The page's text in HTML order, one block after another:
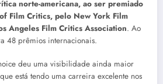
norte-americana, ao ser premiado
Film Critics, pelo New York Film
Angeles Film Critics Association. Ao
48 prêmios internacionais.
deu uma visibilidade ainda maior
está tendo uma carreira excelente nos